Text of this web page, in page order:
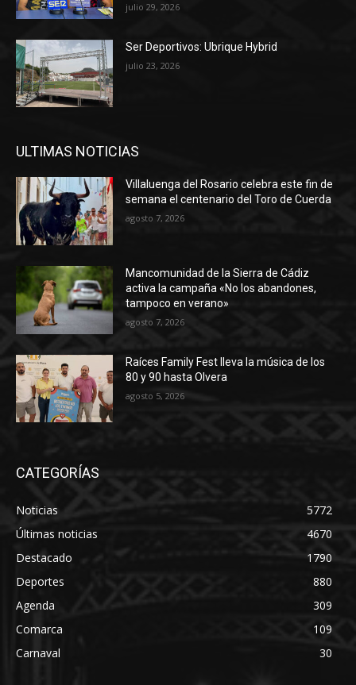
julio 29, 2026
Ser Deportivos: Ubrique Hybrid
julio 23, 2026
ULTIMAS NOTICIAS
Villaluenga del Rosario celebra este fin de
semana el centenario del Toro de Cuerda
agosto 7, 2026
Mancomunidad de la Sierra de Cádiz
activa la campaña «No los abandones,
tampoco en verano»
agosto 7, 2026
Raíces Family Fest lleva la música de los
80 y 90 hasta Olvera
agosto 5, 2026
CATEGORÍAS
Noticias
5772
Últimas noticias
4670
Destacado
1790
Deportes
880
Agenda
309
Comarca
109
Carnaval
30